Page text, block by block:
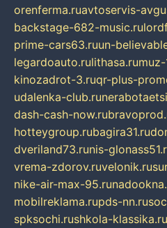
orenferma.ruavtoservis-
backstage-682-music.ru
prime-cars63.ruun-
legardoauto.rulithasa.rumuz-
kinozadrot-3.ruqr-plus-
udalenka-club.ru
dash-cash-now.ru
hotteygroup.rubagira31.ru
dveriland73.runis-
vrema-zdorov.ruvelonik.ru
nike-air-max-95.ru
mobilreklama.rupds-nn.ru
spksochi.rushkola-klassika.ru